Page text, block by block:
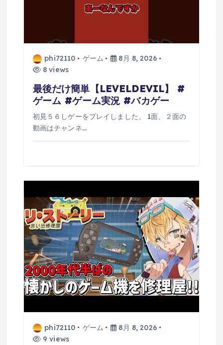
phi72110 ゲーム
8月 8, 2026
8 views
最後だけ簡単【LEVELDEVIL】 #
ゲーム #ゲーム実況 #バカゲー
初見５６しゲーをプレイしました。 1面、２面の
動画はチャンネ…
phi72110 ゲーム
8月 8, 2026
9 views